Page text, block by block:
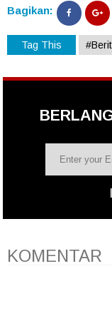
Bagikan:
Tag This
KOMENTAR